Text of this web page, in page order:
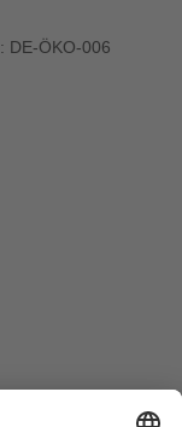
: DE-ÖKO-006